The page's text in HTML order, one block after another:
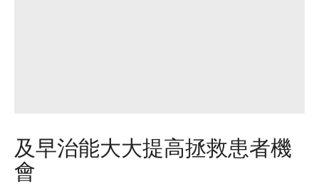
及早治能大大提高拯救患者機
會